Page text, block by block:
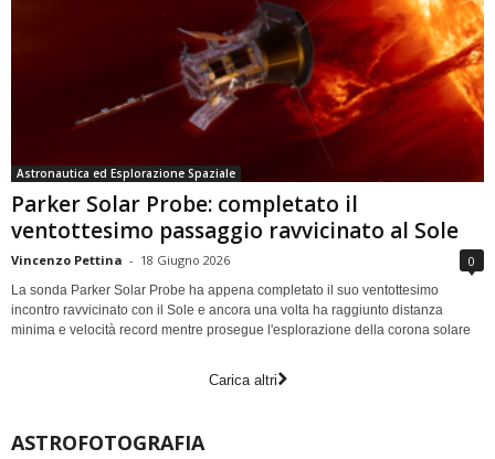
Astronautica ed Esplorazione Spaziale
Parker Solar Probe: completato il
ventottesimo passaggio ravvicinato al Sole
Vincenzo Pettina - 18 Giugno 2026 0
La sonda Parker Solar Probe ha appena completato il suo ventottesimo
incontro ravvicinato con il Sole e ancora una volta ha raggiunto distanza
minima e velocità record mentre prosegue l'esplorazione della corona solare
Carica altri
ASTROFOTOGRAFIA